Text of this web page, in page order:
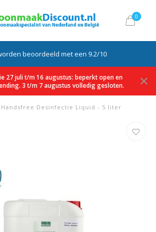
0
beoordeeld met een 9.2/10
27 juli t/m 16 augustus: beperkt open en
3 t/m 7 augustus volledig gesloten.
Handsfree Desinfectie Liquid - 5 liter